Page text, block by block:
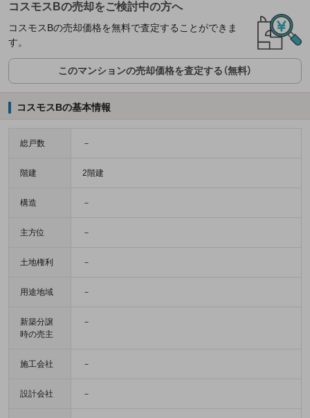
コスモスBの売却をご検討中の方へ
コスモスBの売却価格を無料で査定することができま
す。
このマンションの売却価格を査定する（無料）
コスモスBの基本情報
総戸数 －
階建 2階建
構造 －
主方位 －
土地権利 －
用途地域 －
新築分譲
時の売主
－
施工会社 －
設計会社 －